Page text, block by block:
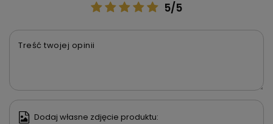
5/5
Treść twojej opinii
Dodaj własne zdjęcie produktu: